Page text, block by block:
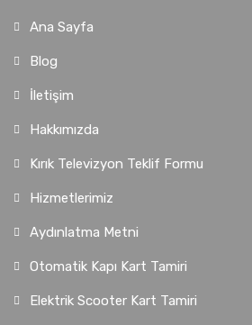
Ana Sayfa
Blog
İletişim
Hakkımızda
Kırık Televizyon Teklif Formu
Hizmetlerimiz
Aydınlatma Metni
Otomatik Kapı Kart Tamiri
Elektrik Scooter Kart Tamiri